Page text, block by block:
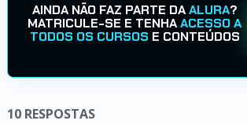
AINDA NÃO FAZ PARTE DAALURA?
MATRICULE-SE E TENHAACESSO A
TODOS OS CURSOS E CONTEÚDOS
10 RESPOSTAS